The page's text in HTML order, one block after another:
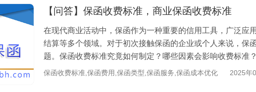
【问答】保函收费标准，商业保函收费标准
在现代商业活动中，保函作为一种重要的信用工具，广泛应
结算等多个领域。对于初次接触保函的企业或个人来说，保
题。保函收费标准究竟如何制定？哪些因素会影响收费标准
供商？本文将为您逐一解答这些问题，帮助您...
保函收费标准,保函费用,保函类型,保函服务,保函成本优化 2025年